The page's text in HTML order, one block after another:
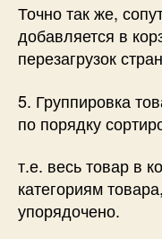
Точно так же,
добавляется в
перезагрузок
5. Группировка
по порядку
т.е. весь товар в
категориям
упорядочено.